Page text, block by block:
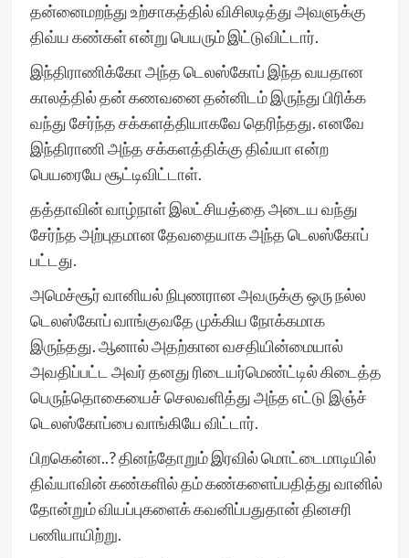
தன்னைமறந்து உற்சாகத்தில் விசிலடித்து அவளுக்கு
திவ்ய கண்கள் என்று பெயரும் இட்டுவிட்டார்.
இந்திராணிக்கோ அந்த டெலஸ்கோப் இந்த வயதான
காலத்தில் தன் கணவனை தன்னிடம் இருந்து பிரிக்க
வந்து சேர்ந்த சக்களத்தியாகவே தெரிந்தது. எனவே
இந்திராணி அந்த சக்களத்திக்கு திவ்யா என்ற
பெயரையே சூட்டிவிட்டாள்.
தத்தாவின் வாழ்நாள் இலட்சியத்தை அடைய வந்து
சேர்ந்த அற்புதமான தேவதையாக அந்த டெலஸ்கோப்
பட்டது.
அமெச்சூர் வானியல் நிபுணரான அவருக்கு ஒரு நல்ல
டெலஸ்கோப் வாங்குவதே முக்கிய நோக்கமாக
இருந்தது. ஆனால் அதற்கான வசதியின்மையால்
அவதிப்பட்ட அவர் தனது ரிடையர்மெண்ட்டில் கிடைத்த
பெருந்தொகையைச் செலவளித்து அந்த எட்டு இஞ்ச்
டெலஸ்கோப்பை வாங்கியே விட்டார்.
பிறகென்ன..? தினந்தோறும் இரவில் மொட்டைமாடியில்
திவ்யாவின் கண்களில் தம் கண்களைப்பதித்து வானில்
தோன்றும் வியப்புகளைக் கவனிப்பதுதான் தினசரி
பணியாயிற்று.